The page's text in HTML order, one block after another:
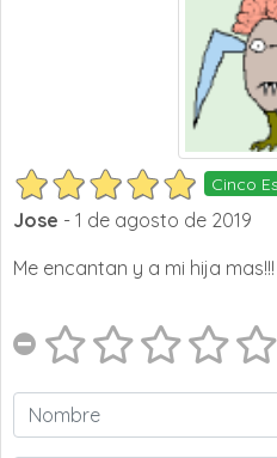
Cinco
Jose - 1 de agosto de 2019
Me encantan y a mi hija mas!!!